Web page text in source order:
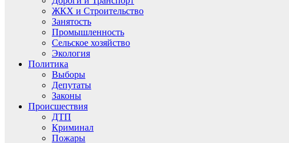
ЖКХ и Строительство
Занятость
Промышленность
Сельское хозяйство
Экология
Политика
Выборы
Депутаты
Законы
Происшествия
ДТП
Криминал
Пожары